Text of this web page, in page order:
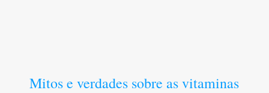
Mitos e verdades sobre as vitaminas